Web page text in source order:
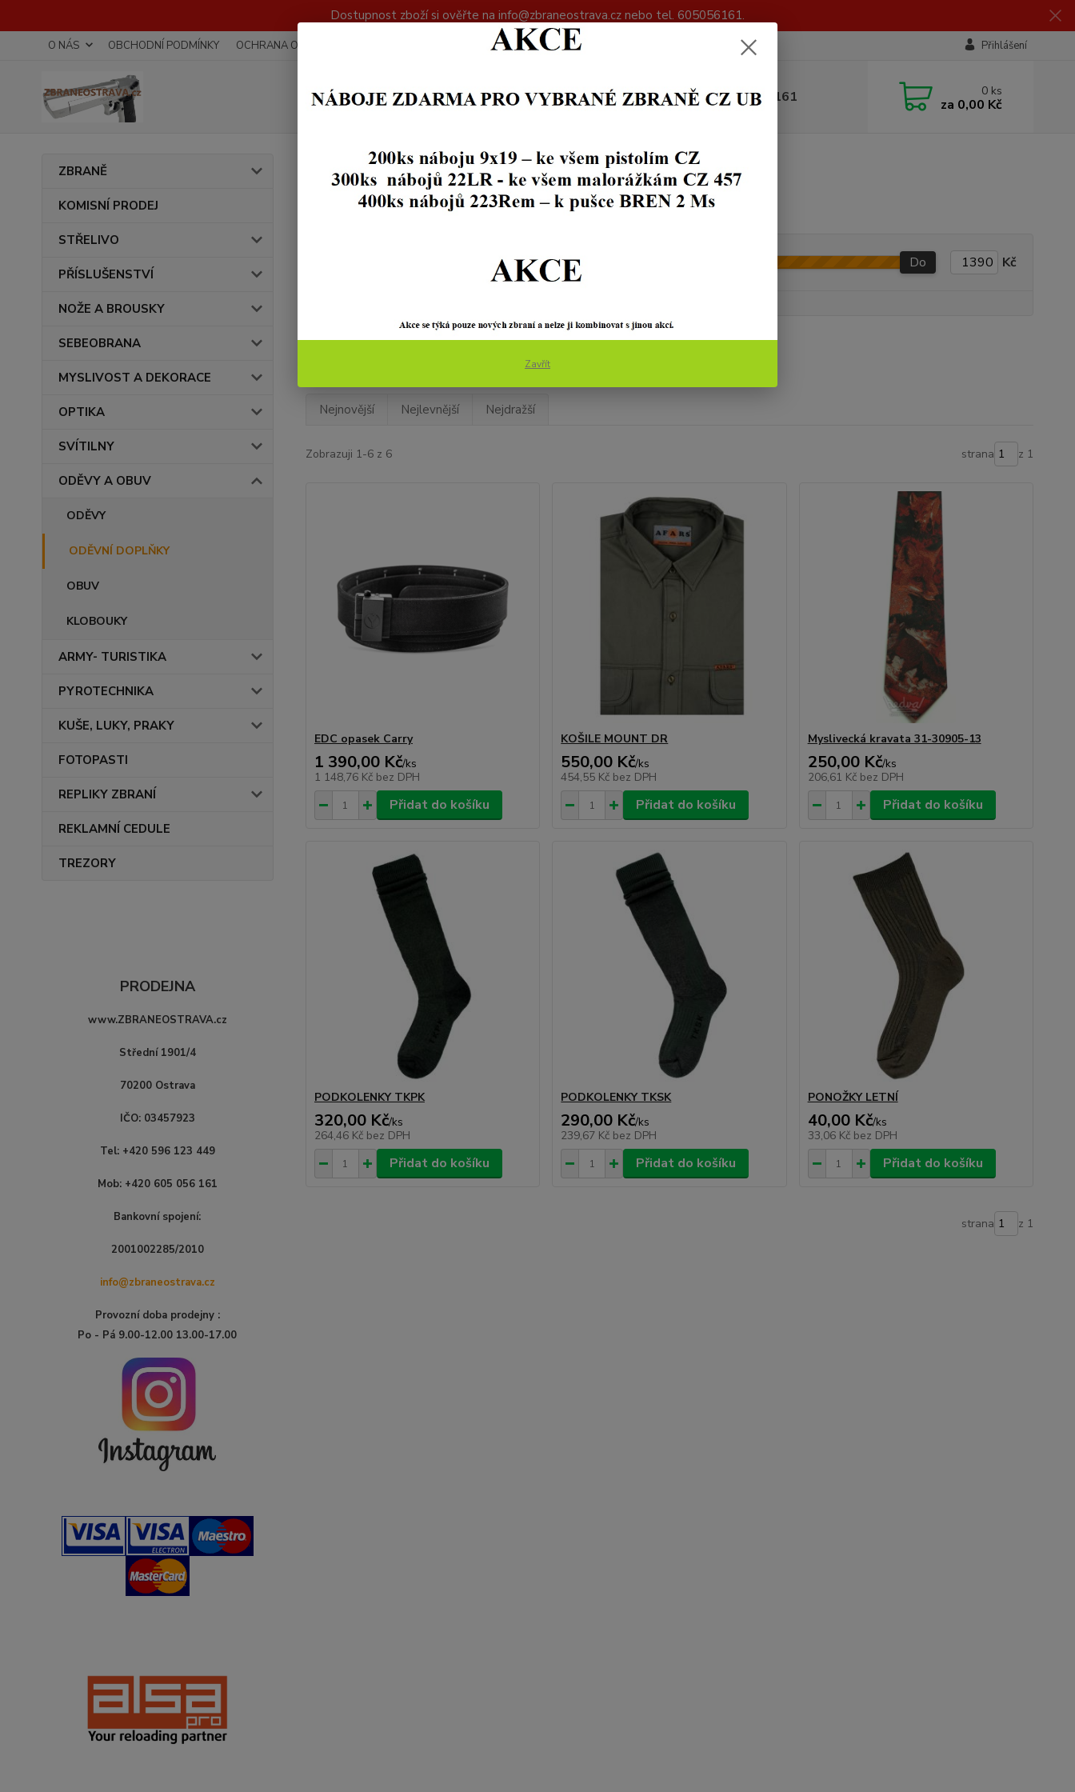
Dostupnost zboží si ověřte na info@zbraneostrava.cz nebo tel. 605056161.
O NÁS OBCHODNÍ PODMÍNKY OCHRANA OSOBNÍCH ÚDAJŮ Přihlášení
Hledat +420 605 056 161 0 ks
za 0,00 Kč
ZBRANĚ
KOMISNÍ PRODEJ
STŘELIVO
PŘÍSLUŠENSTVÍ
NOŽE A BROUSKY
SEBEOBRANA
MYSLIVOST A DEKORACE
OPTIKA
SVÍTILNY
ODĚVY A OBUV
ODĚVY
ODĚVNÍ DOPLŇKY
OBUV
KLOBOUKY
ARMY- TURISTIKA
PYROTECHNIKA
KUŠE, LUKY, PRAKY
FOTOPASTI
REPLIKY ZBRANÍ
REKLAMNÍ CEDULE
TREZORY
PRODEJNA
www.ZBRANEOSTRAVA.cz
Střední 1901/4
70200 Ostrava
IČO: 03457923
Tel: +420 596 123 449
Mob: +420 605 056 161
Bankovní spojení:
2001002285/2010
info@zbraneostrava.cz
Provozní doba prodejny :
Po - Pá 9.00-12.00 13.00-17.00
ODĚVY A OBUV ODĚVNÍ DOPLŇKY
ODĚVNÍ DOPLŇKY
Do Kč
Nejnovější Nejlevnější Nejdražší
Zobrazuji 1-6 z 6 strana z 1
EDC opasek Carry
1 390,00 Kč/ks
1 148,76 Kč bez DPH
Přidat do košíku
KOŠILE MOUNT DR
550,00 Kč/ks
454,55 Kč bez DPH
Přidat do košíku
Myslivecká kravata 31-30905-13
250,00 Kč/ks
206,61 Kč bez DPH
Přidat do košíku
PODKOLENKY TKPK
320,00 Kč/ks
264,46 Kč bez DPH
Přidat do košíku
PODKOLENKY TKSK
290,00 Kč/ks
239,67 Kč bez DPH
Přidat do košíku
PONOŽKY LETNÍ
40,00 Kč/ks
33,06 Kč bez DPH
Přidat do košíku
strana z 1
Zavřít